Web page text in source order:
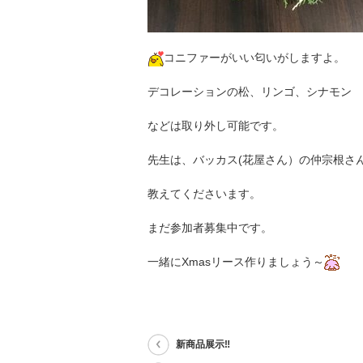
コニファーがいい匂いがしますよ。
デコレーションの松、リンゴ、シナモン
などは取り外し可能です。
先生は、バッカス(花屋さん）の仲宗根さ
教えてくださいます。
まだ参加者募集中です。
一緒にXmasリース作りましょう～
新商品展示‼